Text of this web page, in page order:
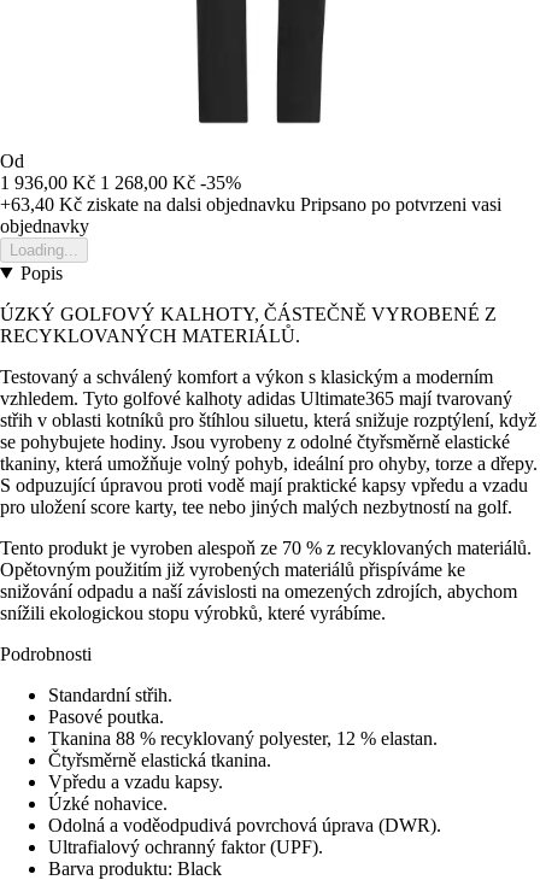
Od
1 936,00 Kč 1 268,00 Kč -35%
+63,40 Kč ziskate na dalsi objednavku Pripsano po potvrzeni vasi
objednavky
Loading...
Popis
ÚZKÝ GOLFOVÝ KALHOTY, ČÁSTEČNĚ VYROBENÉ Z
RECYKLOVANÝCH MATERIÁLŮ.
Testovaný a schválený komfort a výkon s klasickým a moderním
vzhledem. Tyto golfové kalhoty adidas Ultimate365 mají tvarovaný
střih v oblasti kotníků pro štíhlou siluetu, která snižuje rozptýlení, když
se pohybujete hodiny. Jsou vyrobeny z odolné čtyřsměrně elastické
tkaniny, která umožňuje volný pohyb, ideální pro ohyby, torze a dřepy.
S odpuzující úpravou proti vodě mají praktické kapsy vpředu a vzadu
pro uložení score karty, tee nebo jiných malých nezbytností na golf.
Tento produkt je vyroben alespoň ze 70 % z recyklovaných materiálů.
Opětovným použitím již vyrobených materiálů přispíváme ke
snižování odpadu a naší závislosti na omezených zdrojích, abychom
snížili ekologickou stopu výrobků, které vyrábíme.
Podrobnosti
Standardní střih.
Pasové poutka.
Tkanina 88 % recyklovaný polyester, 12 % elastan.
Čtyřsměrně elastická tkanina.
Vpředu a vzadu kapsy.
Úzké nohavice.
Odolná a voděodpudivá povrchová úprava (DWR).
Ultrafialový ochranný faktor (UPF).
Barva produktu: Black